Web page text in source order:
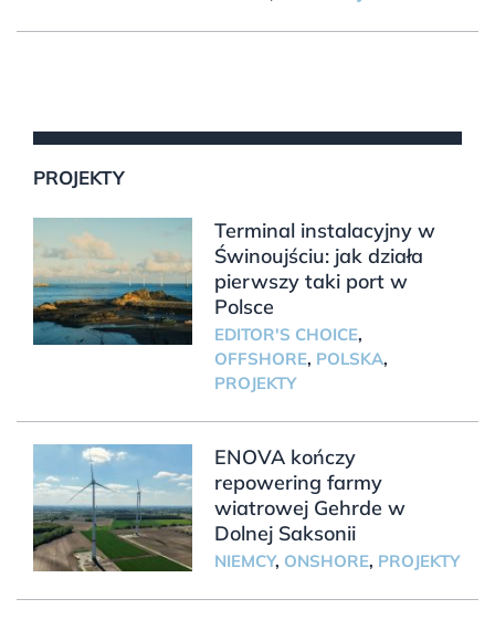
PROJEKTY
Terminal instalacyjny w
Świnoujściu: jak działa
pierwszy taki port w
Polsce
EDITOR'S CHOICE,
OFFSHORE, POLSKA,
PROJEKTY
ENOVA kończy
repowering farmy
wiatrowej Gehrde w
Dolnej Saksonii
NIEMCY, ONSHORE, PROJEKTY